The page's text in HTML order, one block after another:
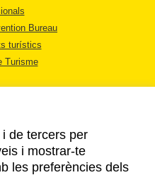
Bureau
turístics
Turisme
de tercers per
i mostrar-te
les preferències dels